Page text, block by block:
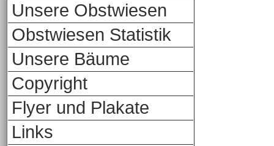
Unsere Obstwiesen
Obstwiesen Statistik
Unsere Bäume
Copyright
Flyer und Plakate
Links